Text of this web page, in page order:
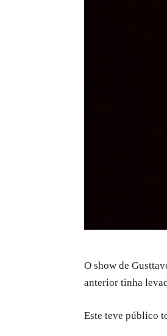
O show de
anterior tinha
Este teve público